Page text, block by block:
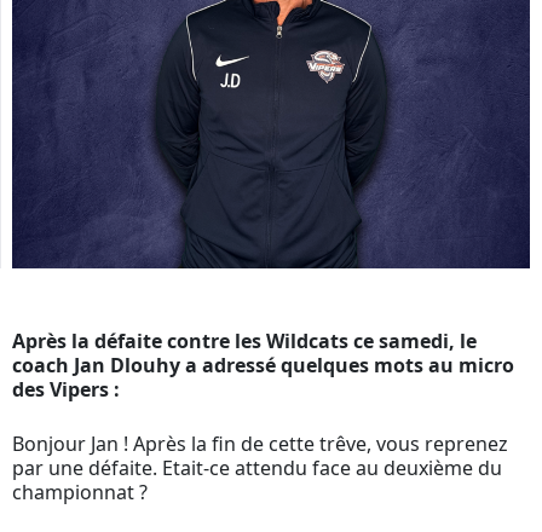
Après la défaite contre les Wildcats ce samedi, le
coach Jan Dlouhy a adressé quelques mots au micro
des Vipers :
Bonjour Jan ! Après la fin de cette trêve, vous reprenez
par une défaite. Etait-ce attendu face au deuxième du
championnat ?